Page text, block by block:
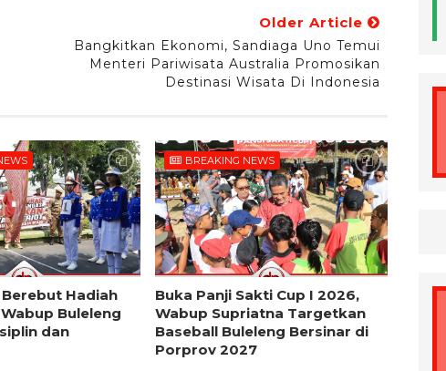
Older Article
Bangkitkan Ekonomi, Sandiaga Uno Temui
Menteri Pariwisata Australia Promosikan
Destinasi Wisata Di Indonesia
Berebut Hadiah
Buleleng
dan
BREAKING NEWS
Buka Panji Sakti Cup I 2026,
Wabup Supriatna Targetkan
Baseball Buleleng Bersinar di
Porprov 2027